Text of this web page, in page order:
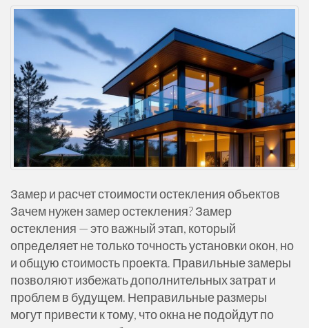
Замер и расчет стоимости остекления объектов
Зачем нужен замер остекления? Замер
остекления — это важный этап, который
определяет не только точность установки окон, но
и общую стоимость проекта. Правильные замеры
позволяют избежать дополнительных затрат и
проблем в будущем. Неправильные размеры
могут привести к тому, что окна не подойдут по